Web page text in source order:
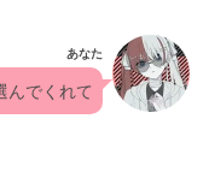
あなた
でくれて